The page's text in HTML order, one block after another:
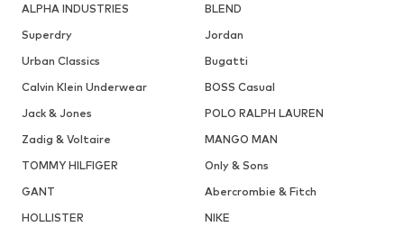
ALPHA INDUSTRIES
BLEND
Superdry
Jordan
Urban Classics
Bugatti
Calvin Klein Underwear
BOSS Casual
Jack & Jones
POLO RALPH LAUREN
Zadig & Voltaire
MANGO MAN
TOMMY HILFIGER
Only & Sons
GANT
Abercrombie & Fitch
HOLLISTER
NIKE